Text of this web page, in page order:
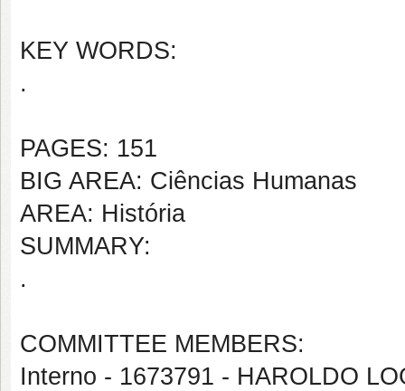
KEY WORDS:
.
PAGES: 151
BIG AREA: Ciências Humanas
AREA: História
SUMMARY:
.
COMMITTEE MEMBERS:
Interno - 1673791 - HAROLDO